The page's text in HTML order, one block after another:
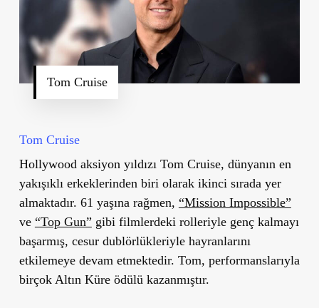
Tom Cruise
Tom Cruise
Hollywood aksiyon yıldızı Tom Cruise, dünyanın en
yakışıklı erkeklerinden biri olarak ikinci sırada yer
almaktadır. 61 yaşına rağmen, “Mission Impossible”
ve “Top Gun” gibi filmlerdeki rolleriyle genç kalmayı
başarmış, cesur dublörlükleriyle hayranlarını
etkilemeye devam etmektedir. Tom, performanslarıyla
birçok Altın Küre ödülü kazanmıştır.